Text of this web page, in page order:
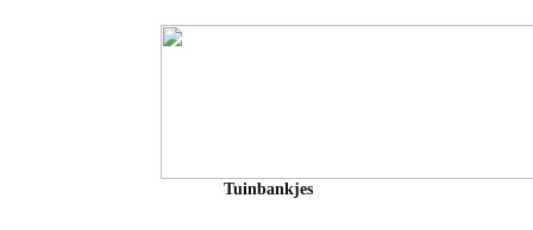
Tuinbankjes